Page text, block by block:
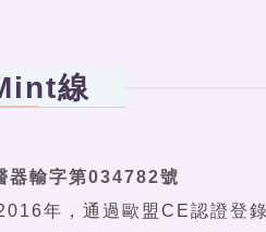
線
器輸字第034782號
年，通過歐盟CE認證登